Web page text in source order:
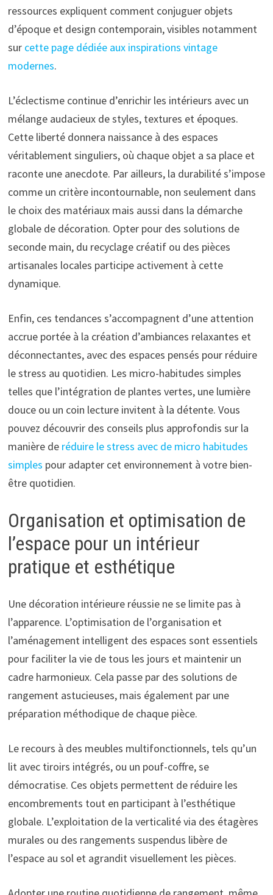
ressources expliquent comment conjuguer objets
d’époque et design contemporain, visibles notamment
sur cette page dédiée aux inspirations vintage
modernes.
L’éclectisme continue d’enrichir les intérieurs avec un
mélange audacieux de styles, textures et époques.
Cette liberté donnera naissance à des espaces
véritablement singuliers, où chaque objet a sa place et
raconte une anecdote. Par ailleurs, la durabilité s’impose
comme un critère incontournable, non seulement dans
le choix des matériaux mais aussi dans la démarche
globale de décoration. Opter pour des solutions de
seconde main, du recyclage créatif ou des pièces
artisanales locales participe activement à cette
dynamique.
Enfin, ces tendances s’accompagnent d’une attention
accrue portée à la création d’ambiances relaxantes et
déconnectantes, avec des espaces pensés pour réduire
le stress au quotidien. Les micro-habitudes simples
telles que l’intégration de plantes vertes, une lumière
douce ou un coin lecture invitent à la détente. Vous
pouvez découvrir des conseils plus approfondis sur la
manière de réduire le stress avec de micro habitudes
simples pour adapter cet environnement à votre bien-
être quotidien.
Organisation et optimisation de
l’espace pour un intérieur
pratique et esthétique
Une décoration intérieure réussie ne se limite pas à
l’apparence. L’optimisation de l’organisation et
l’aménagement intelligent des espaces sont essentiels
pour faciliter la vie de tous les jours et maintenir un
cadre harmonieux. Cela passe par des solutions de
rangement astucieuses, mais également par une
préparation méthodique de chaque pièce.
Le recours à des meubles multifonctionnels, tels qu’un
lit avec tiroirs intégrés, ou un pouf-coffre, se
démocratise. Ces objets permettent de réduire les
encombrements tout en participant à l’esthétique
globale. L’exploitation de la verticalité via des étagères
murales ou des rangements suspendus libère de
l’espace au sol et agrandit visuellement les pièces.